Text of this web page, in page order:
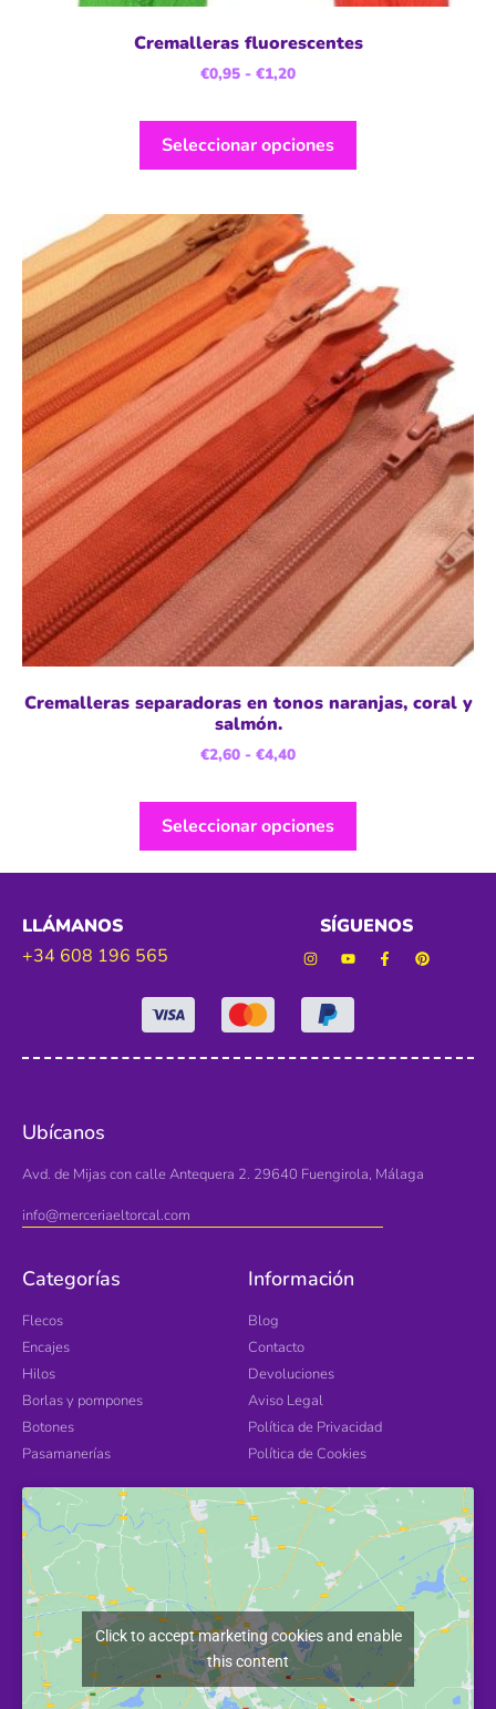
Cremalleras fluorescentes
€0,95 - €1,20
Seleccionar opciones
Cremalleras separadoras en tonos naranjas, coral y
salmón.
€2,60 - €4,40
Seleccionar opciones
LLÁMANOS
+34 608 196 565
SÍGUENOS
Ubícanos
Avd. de Mijas con calle Antequera 2. 29640 Fuengirola, Málaga
info@merceriaeltorcal.com
Categorías
Flecos
Encajes
Hilos
Borlas y pompones
Botones
Pasamanerías
Información
Blog
Contacto
Devoluciones
Aviso Legal
Política de Privacidad
Política de Cookies
Click to accept marketing cookies and enable
this content